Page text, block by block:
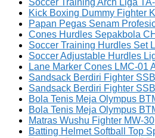
Soccer Training Arch Liga
Kick Boxing Dummy Fighter
Papan Pegas Senam
Cones Hurdles Sepakbola
Soccer Training Hurdles Set
Soccer Adjustable Hurdles
Lane Marker Cones LMC-01
Sandsack Berdiri Fighter
Sandsack Berdiri Fighter
Bola Tenis Meja Olympus
Bola Tenis Meja Olympus
Matras Wushu Fighter MW-30
Batting Helmet Softball Top